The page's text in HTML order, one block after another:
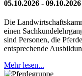
05.10.2026 - 09.10.2026
Die
einen
sind Personen, die
entsprechende
Mehr lesen...